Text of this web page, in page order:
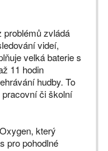
problémů zvládá
videí,
velká baterie s
11 hodin
hudby. To
či školní
který
pro pohodlné